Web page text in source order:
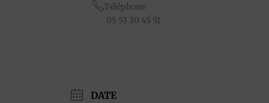
Téléphone
05 53 30 45 51
DATE